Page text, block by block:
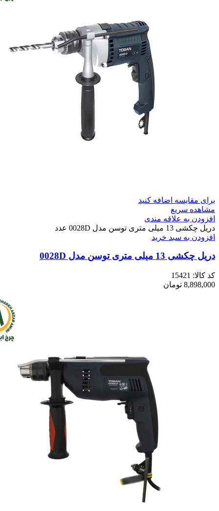
برای مقایسه اضافه کنید
مشاهده سریع
افزودن به علاقه مندی
دریل چکشی 13 میلی متری توسن مدل 0028D عدد
افزودن به سبد خرید
دریل چکشی 13 میلی متری توسن مدل 0028D
کد کالا: 15421
8,898,000 تومان